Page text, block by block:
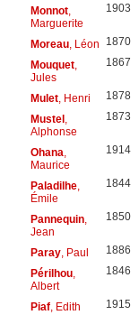
Monnot,
Marguerite
1903
Moreau, Léon 1870
Mouquet,
Jules
1867
Mulet, Henri 1878
Mustel,
Alphonse
1873
Ohana
Maurice
1914
Paladilhe,
Émile
1844
Pannequin,
Jean
1850
Paray, Paul 1886
Périlhou,
Albert
1846
Piaf, Edith 1915